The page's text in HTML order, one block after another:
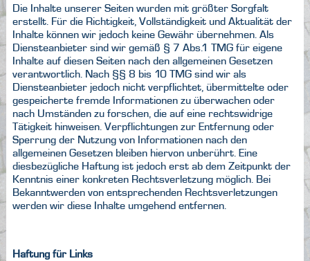
Die Inhalte unserer Seiten wurden mit größter Sorgfalt
erstellt. Für die Richtigkeit, Vollständigkeit und Aktualität der
Inhalte können wir jedoch keine Gewähr übernehmen. Als
Diensteanbieter sind wir gemäß § 7 Abs.1 TMG für eigene
Inhalte auf diesen Seiten nach den allgemeinen Gesetzen
verantwortlich. Nach §§ 8 bis 10 TMG sind wir als
Diensteanbieter jedoch nicht verpflichtet, übermittelte oder
gespeicherte fremde Informationen zu überwachen oder
nach Umständen zu forschen, die auf eine rechtswidrige
Tätigkeit hinweisen. Verpflichtungen zur Entfernung oder
Sperrung der Nutzung von Informationen nach den
allgemeinen Gesetzen bleiben hiervon unberührt. Eine
diesbezügliche Haftung ist jedoch erst ab dem Zeitpunkt der
Kenntnis einer konkreten Rechtsverletzung möglich. Bei
Bekanntwerden von entsprechenden Rechtsverletzungen
werden wir diese Inhalte umgehend entfernen.
Haftung für Links